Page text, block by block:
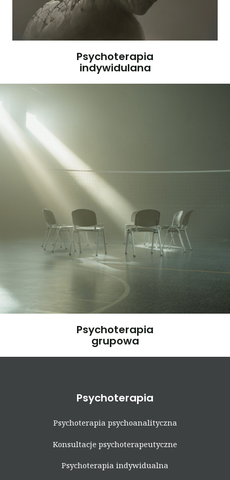
Psychoterapia
indywidulana
Psychoterapia
grupowa
Psychoterapia
Psychoterapia psychoanalityczna
Konsultacje psychoterapeutyczne
Psychoterapia indywidualna